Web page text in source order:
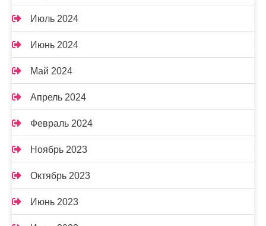
Июль 2024
Июнь 2024
Май 2024
Апрель 2024
Февраль 2024
Ноябрь 2023
Октябрь 2023
Июнь 2023